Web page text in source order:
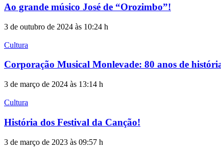
Ao grande músico José de “Orozimbo”!
3 de outubro de 2024 às 10:24 h
Cultura
Corporação Musical Monlevade: 80 anos de
3 de março de 2024 às 13:14 h
Cultura
História dos Festival da Canção!
3 de março de 2023 às 09:57 h